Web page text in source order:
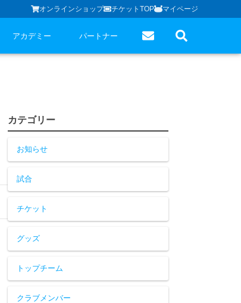
オンラインショップ チケットTOP マイページ
アカデミー パートナー
カテゴリー
お知らせ
試合
チケット
グッズ
トップチーム
クラブメンバー